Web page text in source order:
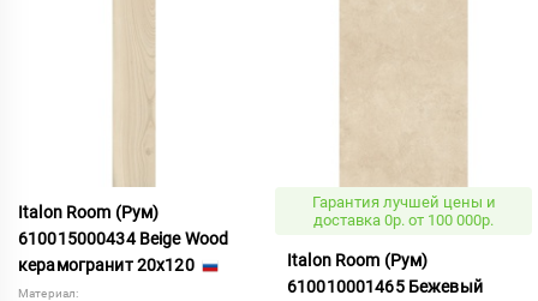
Italon Room (Рум)
610015000434 Beige Wood
керамогранит 20x120
Материал:
Гарантия лучшей цены и
доставка 0р. от 100 000р.
Italon Room (Рум)
610010001465 Бежевый